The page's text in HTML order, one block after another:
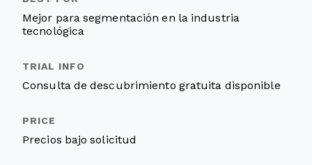
Mejor para segmentación en la industria
tecnológica
Consulta de descubrimiento gratuita disponible
Precios bajo solicitud